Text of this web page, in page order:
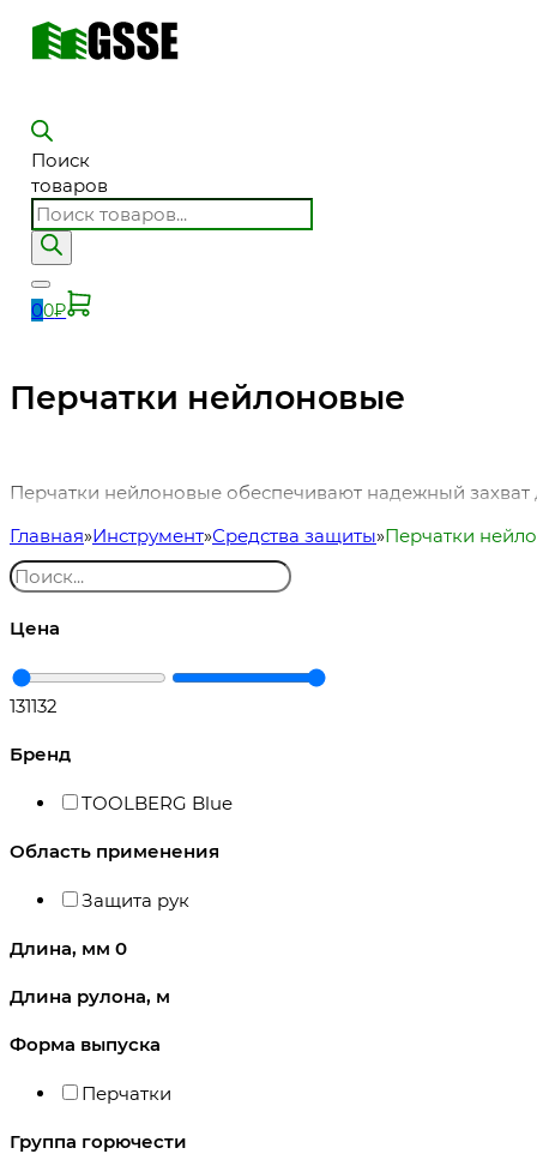
Поиск
товаров
00₽
Перчатки нейлоновые
Перчатки нейлоновые обеспечивают надежный
Главная Инструмент Средства защиты Перчатки
Цена
131132
Бренд
TOOLBERG Blue
Область применения
Защита рук
Длина, мм 0
Длина рулона, м
Форма выпуска
Перчатки
Группа горючести